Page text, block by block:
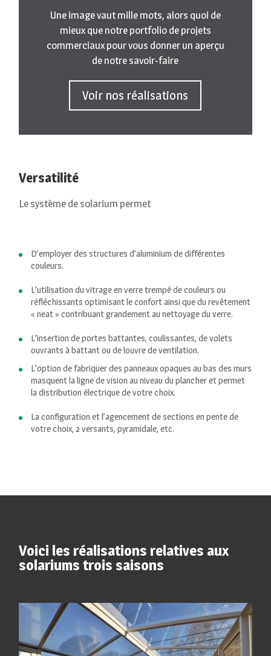
Une image vaut mille mots, alors quoi de
mieux que notre portfolio de projets
commerciaux pour vous donner un aperçu
de notre savoir-faire
Voir nos réalisations
Versatilité
Le système de solarium permet
D’employer des structures d’aluminium de différentes
couleurs.
L’utilisation du vitrage en verre trempé de couleurs ou
réfléchissants optimisant le confort ainsi que du revêtement
« neat » contribuant grandement au nettoyage du verre.
L’insertion de portes battantes, coulissantes, de volets
ouvrants à battant ou de louvre de ventilation.
L’option de fabriquer des panneaux opaques au bas des murs
masquent la ligne de vision au niveau du plancher et permet
la distribution électrique de votre choix.
La configuration et l’agencement de sections en pente de
votre choix, 2 versants, pyramidale, etc.
Voici les réalisations relatives aux
solariums trois saisons